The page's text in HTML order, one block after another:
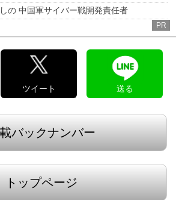
の 中国軍サイバー戦開発責任者
PR
ツイート 送る
バックナンバー
トップページ